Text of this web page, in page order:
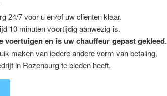
24/7 voor u en/of uw clienten klaar.
10 minuten voortijdig aanwezig is.
voertuigen en is uw chauffeur gepast gekleed.
maken van iedere andere vorm van betaling.
in Rozenburg te bieden heeft.